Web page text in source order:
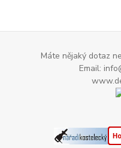
Máte nějaký dotaz
Email: